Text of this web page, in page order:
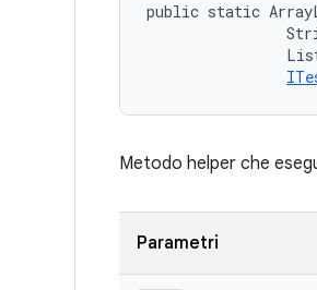
public static
Metodo helper che
Parametri